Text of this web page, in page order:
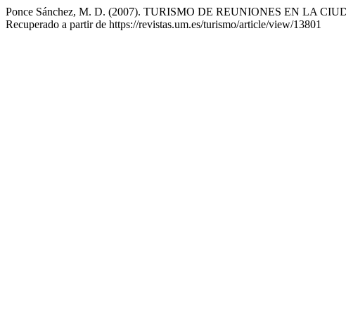
Ponce Sánchez, M. D. (2007). TURISMO DE REUNIONES EN LA
Recuperado a partir de https://revistas.um.es/turismo/article/view/13801